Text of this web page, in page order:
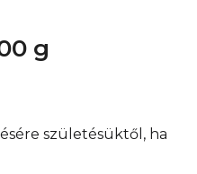
g
születésüktől, ha